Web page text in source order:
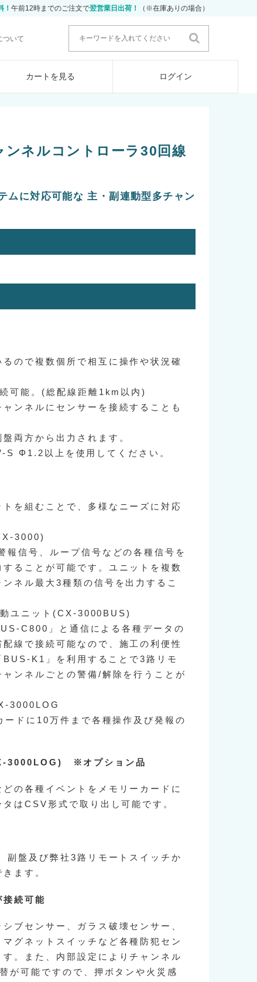
！ 午前12時までのご注文で翌営業日出荷！ （※在庫ありの場合）
ついて
カートを見る ログイン
ンネルコントローラ30回線
ムに対応可能な 主・副連動型多チャン
ので複数個所で相互に操作や状況確
可能。(総配線距離1km以内)
ンネルにセンサーを接続することも
両方から出力されます。
Φ1.2以上を使用してください。
を組むことで、多様なニーズに対応
3000)
報信号、ループ信号などの各種信号を
ることが可能です。ユニットを複数
ネル最大3種類の信号を出力するこ
ユニット(CX-3000BUS)
C800」と通信による各種データの
線で接続可能なので、施工の利便性
BUS-K1」を利用することで3路リモ
ンネルごとの警備/解除を行うことが
3000LOG
ードに10万件まで各種操作及び発報の
3000LOG) ※オプション品
の各種イベントをメモリーカードに
はCSV形式で取り出し可能です。
副盤及び弊社3路リモートスイッチか
ます。
接続可能
ブセンサー、ガラス破壊センサー、
グネットスイッチなど各種防犯セン
。また、内部設定によりチャンネル
が可能ですので、押ボタンや火災感